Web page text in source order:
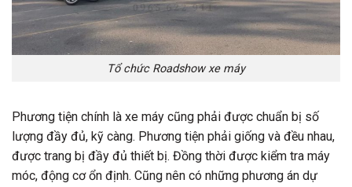
Tổ chức Roadshow xe máy
Phương tiện chính là xe máy cũng phải được chuẩn bị số
lượng đầy đủ, kỹ càng. Phương tiện phải giống và đều nhau,
được trang bị đầy đủ thiết bị. Đồng thời được kiểm tra máy
móc, động cơ ổn định. Cũng nên có những phương án dự